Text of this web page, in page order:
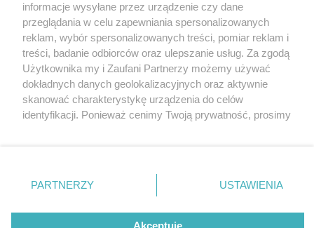
6 / 0
Nie zapomnij
zapoznać się z:
polityką prywatności regulamin korzystania z portali
Twojemiasto
Piekary Śląskie
Chorzów
Tarnowskie Góry
Gliwice
Skontakuj sięz nami
Kontakt
Wydawca
Redakcja
informacje wysyłane przez urządzenie czy dane
przeglądania w celu zapewniania spersonalizowanych
reklam, wybór spersonalizowanych treści, pomiar reklam i
treści, badanie odbiorców oraz ulepszanie usług. Za zgodą
Użytkownika my i Zaufani Partnerzy możemy używać
dokładnych danych geolokalizacyjnych oraz aktywnie
skanować charakterystykę urządzenia do celów
identyfikacji. Ponieważ cenimy Twoją prywatność, prosimy
prywatności znajdujący się w lewym dolnym rogu strony
. Niektóre rodzaje przetwarzania danych nie wymagają
zgody użytkownika, ale masz prawo sprzeciwić się
takiemu przetwarzaniu. Preferencje będą miały
PARTNERZY USTAWIENIA
Akceptuję